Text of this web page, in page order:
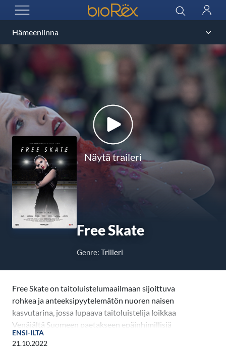
AVAA VALIKKO
BioRex Cinemas Haku
Näytä traileri
Free Skate
Genre: Trilleri
Free Skate on taitoluistelumaailmaan sijoittuva
rohkea ja anteeksipyytelemätön nuoren naisen
kasvutarina, jossa lupaava taitoluistelija loikkaa
Venäjältä Suomeen paetakseen epäinhimillisiä
olosuhteita. Valoisasta tulevaisuudesta ja uusista
mahdollisuuksista huolimatta menneisyys ei päästä
ENSI-ILTA
21.10.2022